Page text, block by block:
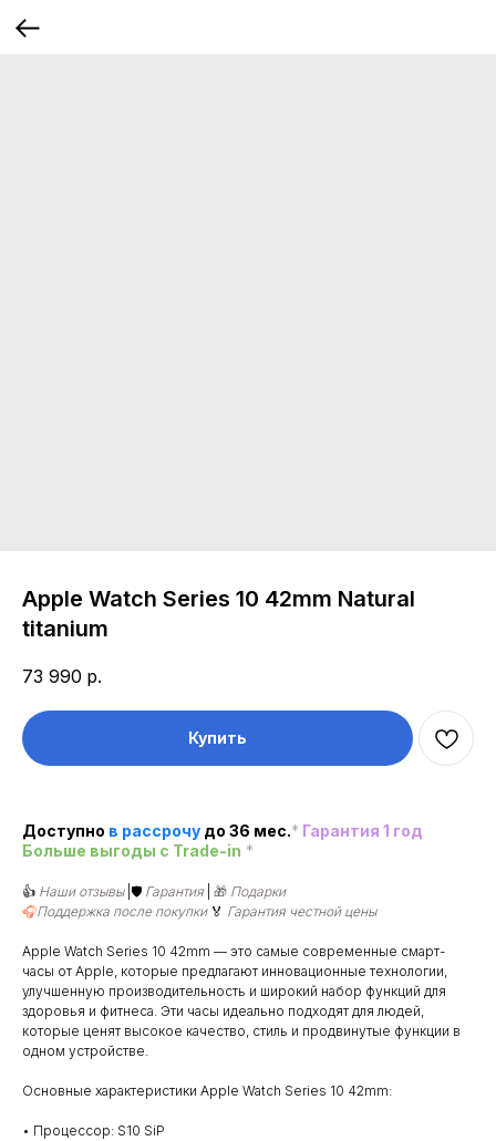
Apple Watch Series 10 42mm Natural
titanium
73 990 р.
Купить
Доступно в рассрочу до 36 мес.* Гарантия 1 год
Больше выгоды c Trade-in *
👍 Наши отзывы |🛡️ Гарантия 🎁 Подарки
🎧Поддержка после покупки 🏅 Гарантия честной цены
Apple Watch Series 10 42mm — это самые современные смарт-
часы от Apple, которые предлагают инновационные технологии,
улучшенную производительность и широкий набор функций для
здоровья и фитнеса. Эти часы идеально подходят для людей,
которые ценят высокое качество, стиль и продвинутые функции в
одном устройстве.
Основные характеристики Apple Watch Series 10 42mm:
• Процессор: S10 SiP